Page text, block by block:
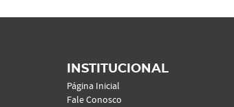
INSTITUCIONAL
Página Inicial
Fale Conosco